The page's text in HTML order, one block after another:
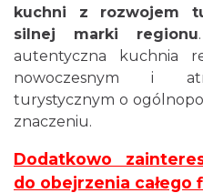
kuchni z rozwojem
silnej marki regionu
autentyczna kuchnia
nowoczesnym i
turystycznym o
znaczeniu.
Dodatkowo
do obejrzenia